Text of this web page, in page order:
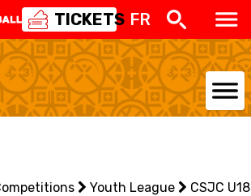
TICKETS FR
Youth League
CSJC U18